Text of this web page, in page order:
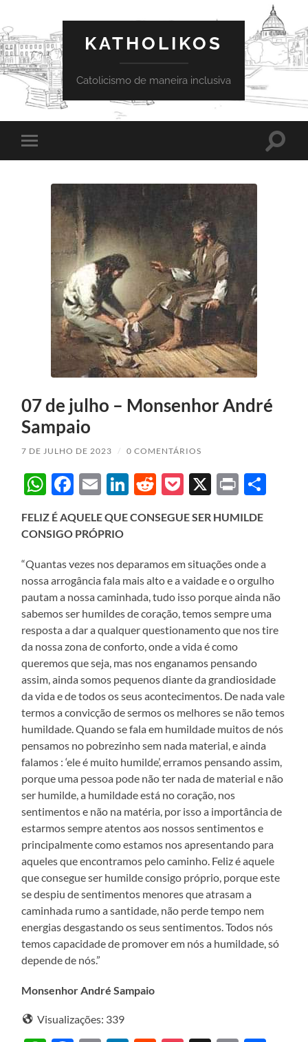
KATHOLIKOS
Catolicismo de maneira inclusiva
Toggle
mobile
Toggle
07 de julho – Monsenhor André
Sampaio
7 DE JULHO DE 2023 / 0 COMENTÁRIOS
WhatsApp
Facebook
EmailLinkedIn
Reddit
Pocket
X Print
FELIZ É AQUELE QUE CONSEGUE SER HUMILDE
CONSIGO PRÓPRIO
“Quantas vezes nos deparamos em situações onde a
nossa arrogância fala mais alto e a vaidade e o orgulho
pautam a nossa caminhada, tudo isso porque ainda não
sabemos ser humildes de coração, temos sempre uma
resposta a dar a qualquer questionamento que nos tire
da nossa zona de conforto, onde a vida é como
queremos que seja, mas nos enganamos pensando
assim, ainda somos pequenos diante da grandiosidade
da vida e de todos os seus acontecimentos. De nada vale
termos a convicção de sermos os melhores se não temos
humildade. Quando se fala em humildade muitos de nós
pensamos no pobrezinho sem nada material, e ainda
falamos : ‘ele é muito humilde’, erramos pensando assim,
porque uma pessoa pode não ter nada de material e não
ser humilde, a humildade está no coração, nos
sentimentos e não na matéria, por isso a importância de
estarmos sempre atentos aos nossos sentimentos e
principalmente como estamos nos apresentando para
aqueles que encontramos pelo caminho. Feliz é aquele
que consegue ser humilde consigo próprio, porque este
se despiu de sentimentos menores que atrasam a
caminhada rumo a santidade, não perde tempo nem
energias desgastando os seus sentimentos. Todos nós
temos capacidade de promover em nós a humildade, só
depende de nós.”
Monsenhor André Sampaio
Visualizações: 339